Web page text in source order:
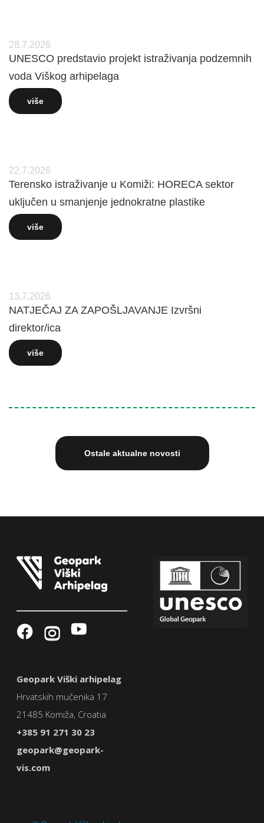
28.7.2026
UNESCO predstavio projekt istraživanja podzemnih
voda Viškog arhipelaga
više
22.7.2026
Terensko istraživanje u Komiži: HORECA sektor
uključen u smanjenje jednokratne plastike
više
13.7.2026
NATJEČAJ ZA ZAPOŠLJAVANJE Izvršni
direktor/ica
više
Ostale aktualne novosti
Geopark Viški arhipelag
Hrvatskih mučenika 17
21485 Komiža, Croatia
+385 91 271 30 23
geopark@geopark-
vis.com